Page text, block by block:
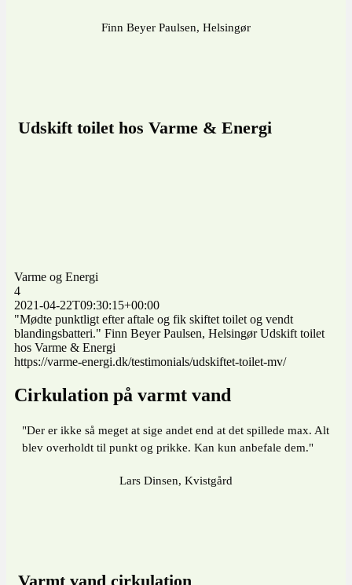
Finn Beyer Paulsen, Helsingør
Udskift toilet hos Varme & Energi
Varme og Energi
4
2021-04-22T09:30:15+00:00
"Mødte punktligt efter aftale og fik skiftet toilet og vendt
blandingsbatteri." Finn Beyer Paulsen, Helsingør Udskift toilet
hos Varme & Energi
https://varme-energi.dk/testimonials/udskiftet-toilet-mv/
Cirkulation på varmt vand
"Der er ikke så meget at sige andet end at det spillede max. Alt
blev overholdt til punkt og prikke. Kan kun anbefale dem."
Lars Dinsen, Kvistgård
Varmt vand cirkulation